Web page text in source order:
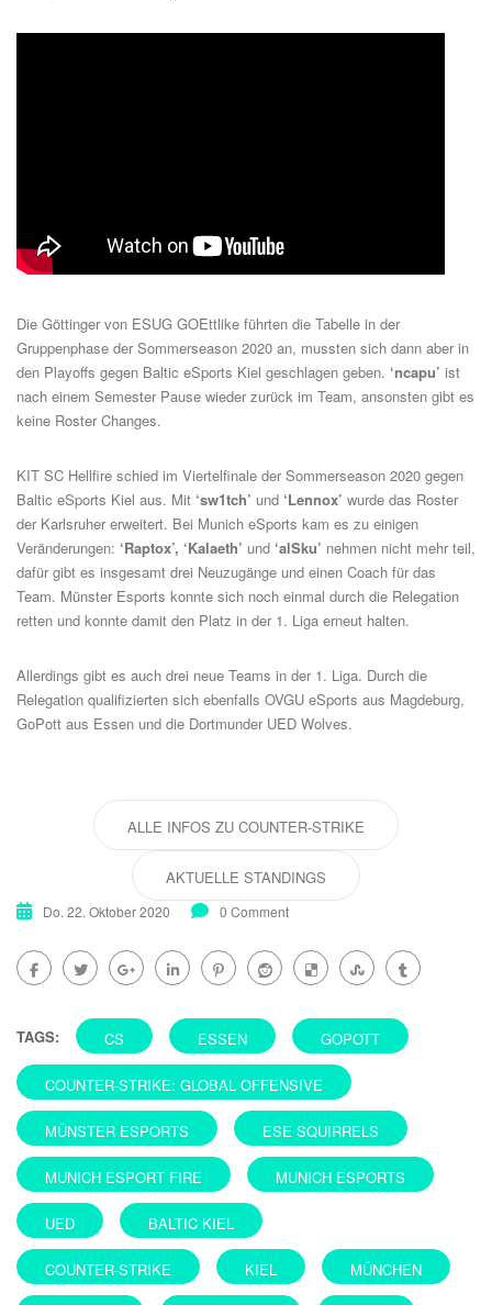
Die Göttinger von ESUG GOEttlike führten die Tabelle in der
Gruppenphase der Sommerseason 2020 an, mussten sich dann aber in
den Playoffs gegen Baltic eSports Kiel geschlagen geben. ‘ncapu’ ist
nach einem Semester Pause wieder zurück im Team, ansonsten gibt es
keine Roster Changes.
KIT SC Hellfire schied im Viertelfinale der Sommerseason 2020 gegen
Baltic eSports Kiel aus. Mit ‘sw1tch’ und ‘Lennox’ wurde das Roster
der Karlsruher erweitert. Bei Munich eSports kam es zu einigen
Veränderungen: ‘Raptox’, ‘Kalaeth’ und ‘alSku’ nehmen nicht mehr teil,
dafür gibt es insgesamt drei Neuzugänge und einen Coach für das
Team. Münster Esports konnte sich noch einmal durch die Relegation
retten und konnte damit den Platz in der 1. Liga erneut halten.
Allerdings gibt es auch drei neue Teams in der 1. Liga. Durch die
Relegation qualifizierten sich ebenfalls OVGU eSports aus Magdeburg,
GoPott aus Essen und die Dortmunder UED Wolves.
ALLE INFOS ZU COUNTER-STRIKE
AKTUELLE STANDINGS
Do. 22. Oktober 2020 0 Comment
TAGS: CS ESSEN GOPOTT
COUNTER-STRIKE: GLOBAL OFFENSIVE
MÜNSTER ESPORTS ESE SQUIRRELS
MUNICH ESPORT FIRE MUNICH ESPORTS
UED BALTIC KIEL
COUNTER-STRIKE KIEL MÜNCHEN